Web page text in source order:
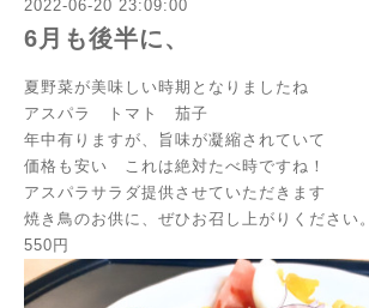
2022-06-20 23:09:00
6月も後半に、
夏野菜が美味しい時期となりましたね
アスパラ トマト 茄子
年中有りますが、旨味が凝縮されていて
価格も安い これは絶対たべ時ですね！
アスパラサラダ提供させていただきます
焼き鳥のお供に、ぜひお召し上がりください。
550円